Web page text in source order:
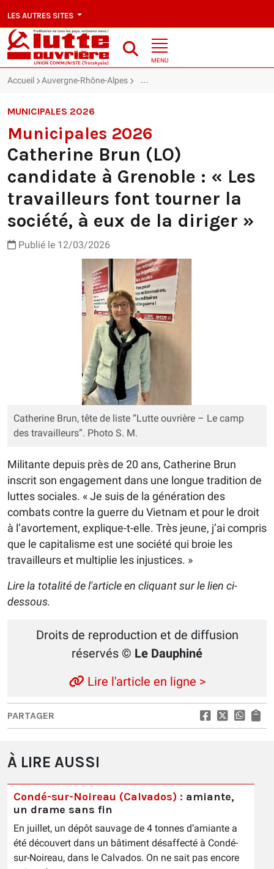
LES AUTRES SITES
MENU
Accueil Auvergne-Rhône-Alpes Catherine Brun (LO) candidate à
MUNICIPALES 2026
Municipales 2026
Catherine Brun (LO)
candidate à Grenoble : « Les
travailleurs font tourner la
société, à eux de la diriger »
Publié le 12/03/2026
Catherine Brun, tête de liste “Lutte ouvrière – Le camp
des travailleurs”. Photo S. M.
Militante depuis près de 20 ans, Catherine Brun
inscrit son engagement dans une longue tradition de
luttes sociales. « Je suis de la génération des
combats contre la guerre du Vietnam et pour le droit
à l’avortement, explique-t-elle. Très jeune, j’ai compris
que le capitalisme est une société qui broie les
travailleurs et multiplie les injustices. »
Lire la totalité de l'article en cliquant sur le lien ci-
dessous.
Droits de reproduction et de diffusion
réservés © Le Dauphiné
Lire l'article en ligne >
PARTAGER
À LIRE AUSSI
Condé-sur-Noireau (Calvados) : amiante,
un drame sans fin
En juillet, un dépôt sauvage de 4 tonnes d’amiante a
été découvert dans un bâtiment désaffecté à Condé-
sur-Noireau, dans le Calvados. On ne sait pas encore